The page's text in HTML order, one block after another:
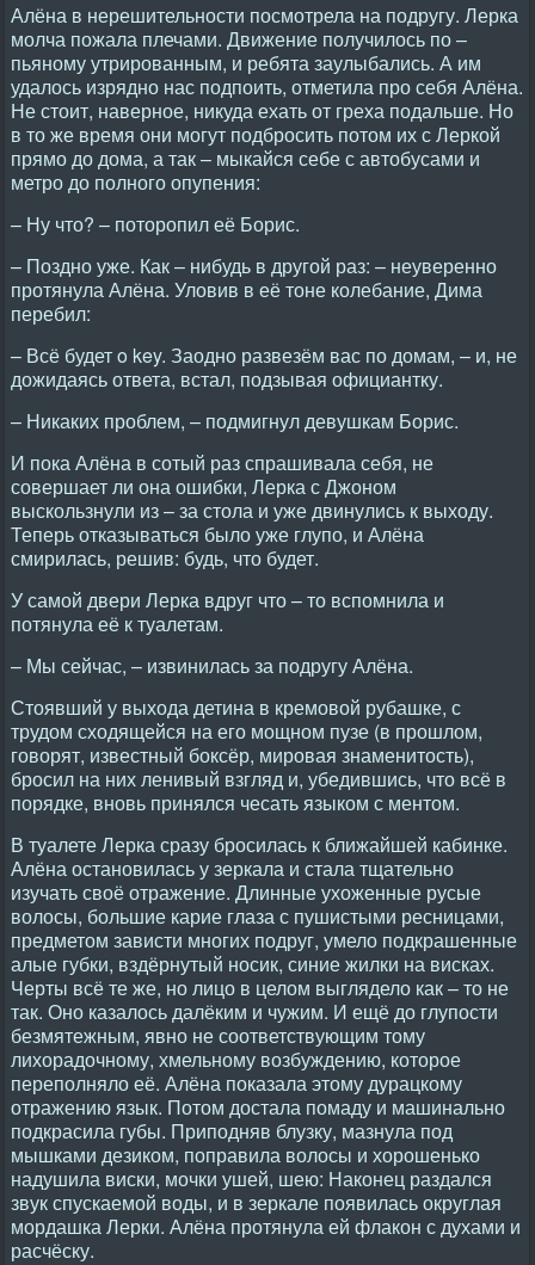
Алёна в нерешительности посмотрела на подругу. Лерка
молча пожала плечами. Движение получилось по –
пьяному утрированным, и ребята заулыбались. А им
удалось изрядно нас подпоить, отметила про себя Алёна.
Не стоит, наверное, никуда ехать от греха подальше. Но
в то же время они могут подбросить потом их с Леркой
прямо до дома, а так – мыкайся себе с автобусами и
метро до полного опупения:
– Ну что? – поторопил её Борис.
– Поздно уже. Как – нибудь в другой раз: – неуверенно
протянула Алёна. Уловив в её тоне колебание, Дима
перебил:
– Всё будет o key. Заодно развезём вас по домам, – и, не
дожидаясь ответа, встал, подзывая официантку.
– Никаких проблем, – подмигнул девушкам Борис.
И пока Алёна в сотый раз спрашивала себя, не
совершает ли она ошибки, Лерка с Джоном
выскользнули из – за стола и уже двинулись к выходу.
Теперь отказываться было уже глупо, и Алёна
смирилась, решив: будь, что будет.
У самой двери Лерка вдруг что – то вспомнила и
потянула её к туалетам.
– Мы сейчас, – извинилась за подругу Алёна.
Стоявший у выхода детина в кремовой рубашке, с
трудом сходящейся на его мощном пузе (в прошлом,
говорят, известный боксёр, мировая знаменитость),
бросил на них ленивый взгляд и, убедившись, что всё в
порядке, вновь принялся чесать языком с ментом.
В туалете Лерка сразу бросилась к ближайшей кабинке.
Алёна остановилась у зеркала и стала тщательно
изучать своё отражение. Длинные ухоженные русые
волосы, большие карие глаза с пушистыми ресницами,
предметом зависти многих подруг, умело подкрашенные
алые губки, вздёрнутый носик, синие жилки на висках.
Черты всё те же, но лицо в целом выглядело как – то не
так. Оно казалось далёким и чужим. И ещё до глупости
безмятежным, явно не соответствующим тому
лихорадочному, хмельному возбуждению, которое
переполняло её. Алёна показала этому дурацкому
отражению язык. Потом достала помаду и машинально
подкрасила губы. Приподняв блузку, мазнула под
мышками дезиком, поправила волосы и хорошенько
надушила виски, мочки ушей, шею: Наконец раздался
звук спускаемой воды, и в зеркале появилась округлая
мордашка Лерки. Алёна протянула ей флакон с духами и
расчёску.